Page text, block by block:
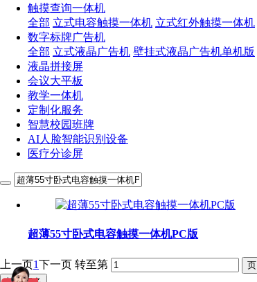
触摸查询一体机
全部 立式电容触摸一体机 立式红外触摸一体机
数字标牌广告机
全部 立式液晶广告机 壁挂式液晶广告机单机版
液晶拼接屏
会议大平板
教学一体机
定制化服务
智慧校园班牌
AI人脸智能识别设备
医疗分诊屏
超薄55寸卧式电容触摸一体机PC版
上一页1下一页 转至第